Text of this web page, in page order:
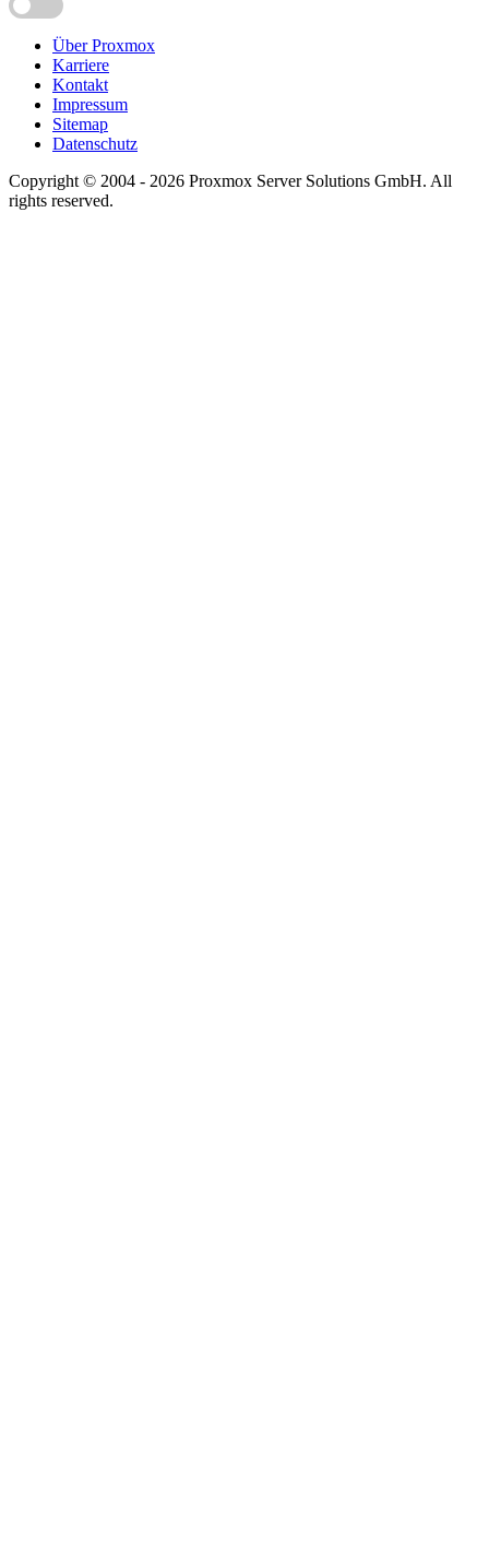
Über Proxmox
Karriere
Kontakt
Impressum
Sitemap
Datenschutz
Copyright © 2004 - 2026 Proxmox Server Solutions GmbH. All
rights reserved.